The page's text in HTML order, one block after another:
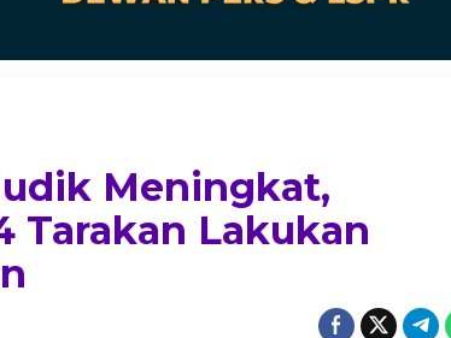
Meningkat,
Tarakan Lakukan